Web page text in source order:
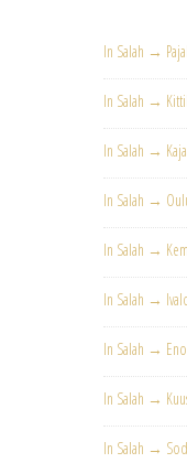
In Salah →
In Salah →
In Salah →
In Salah →
In Salah →
In Salah →
In Salah →
In Salah →
In Salah →